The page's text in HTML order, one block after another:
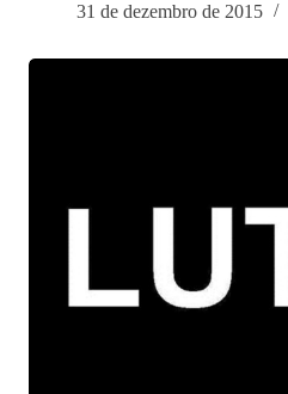
31 de dezembro de 2015